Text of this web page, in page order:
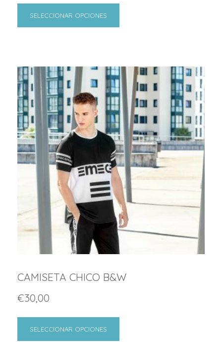
SELECCIONAR OPCIONES
CAMISETA CHICO B&W
€30,00
SELECCIONAR OPCIONES